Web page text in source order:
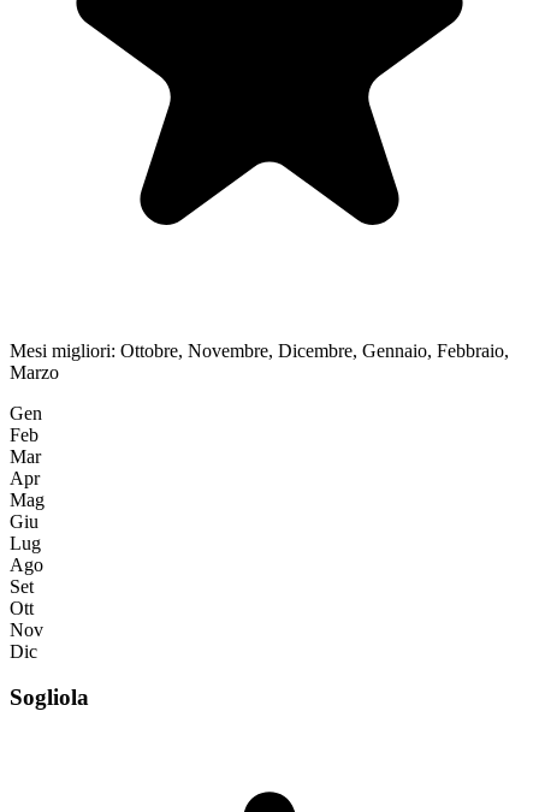
Mesi migliori: Ottobre, Novembre, Dicembre, Gennaio, Febbraio,
Marzo
Gen
Feb
Mar
Apr
Mag
Giu
Lug
Ago
Set
Ott
Nov
Dic
Sogliola